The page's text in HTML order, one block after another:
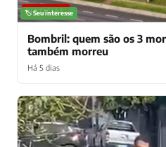
NOTÍCIAS
🏷️ Seu interesse
Bombril: quem são os 3
também morreu
Há 5 dias